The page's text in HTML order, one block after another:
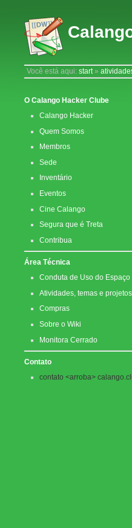
Você está aqui:start»
O Calango Hacker Clube
Calango Hacker
Quem Somos
Membros
Sede
Inventário
Eventos
Cine Calango
Segura que é Treta
Contribua
Área Técnica
Conduta de Uso do Espaço
Atividades, temas e projetos
Compras
Sobre o Wiki
Monitora Cerrado
Contato
contato <arroba>